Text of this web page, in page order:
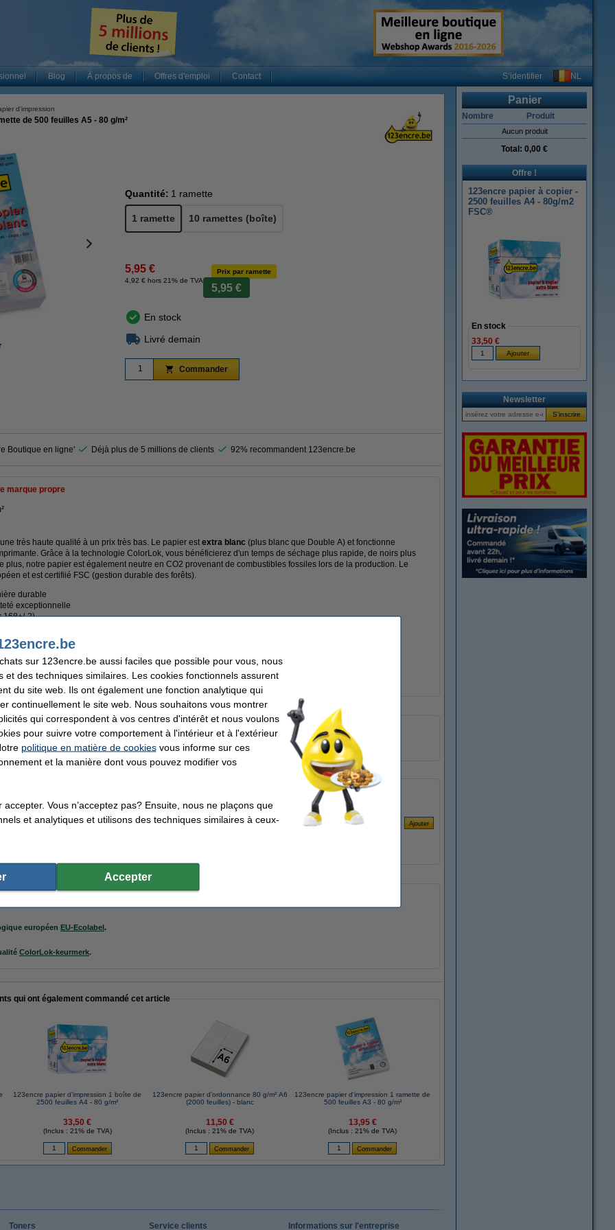
Blog À propos de Offres d'emploi Contact S’identifier NL
d'impression
de 500 feuilles A5 - 80 g/m²
Quantité: 1 ramette
1 ramette 10 ramettes (boîte)
5,95 €
4,92 € hors 21% de TVA
Prix par ramette
5,95 €
En stock
Livré demain
Commander
Boutique en ligne' Déjà plus de 5 millions de clients 92% recommandent 123encre.be
marque propre
très haute qualité à un prix très bas. Le papier est extra blanc (plus blanc que Double A) et fonctionne
Grâce à la technologie ColorLok, vous bénéficierez d'un temps de séchage plus rapide, de noirs plus
plus, notre papier est également neutre en CO2 provenant de combustibles fossiles lors de la production. Le
et est certifiié FSC (gestion durable des forêts).
durable
exceptionnelle
168+/-2)
123encre afin d'économiser de l'argent !
123encre une garantie à 100%.
Format:
A5
Nombre de feuilles:
500 feuilles
Unité d'emballage: ramette
1 boîte de 5000 feuilles A5 - 80 g/m²
européen EU-Ecolabel.
ColorLok-keurmerk.
qui ont également commandé cet article
123encre papier d'impression 1 boîte de
2500 feuilles A4 - 80 g/m²
33,50 €
(Inclus : 21% de TVA)
123encre papier d'ordonnance 80 g/m² A6
(2000 feuilles) - blanc
11,50 €
(Inclus : 21% de TVA)
123encre papier d'impression 1 ramette de
500 feuilles A3 - 80 g/m²
13,95 €
(Inclus : 21% de TVA)
Panier
Nombre Produit
Aucun produit
Total: 0,00 €
Offre !
123encre papier à copier -
2500 feuilles A4 - 80g/m2
FSC®
En stock
33,50 €
Newsletter
Toners Service clients Informations sur l'entreprise
sur 123encre.be aussi faciles que possible pour vous, nous
et des techniques similaires. Les cookies fonctionnels assurent
du site web. Ils ont également une fonction analytique qui
continuellement le site web. Nous souhaitons vous montrer
qui correspondent à vos centres d'intérêt et nous voulons
pour suivre votre comportement à l'intérieur et à l'extérieur
politique en matière de cookiesvous informe sur ces
et la manière dont vous pouvez modifier vos
Vous n’acceptez pas? Ensuite, nous ne plaçons que
et analytiques et utilisons des techniques similaires à ceux-
Accepter